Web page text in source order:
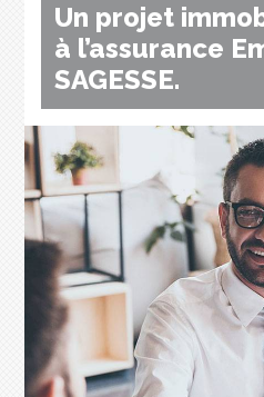
Un projet
à l’assurance
SAGESSE.